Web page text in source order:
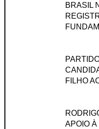
BRASIL
FILHO
APOIO